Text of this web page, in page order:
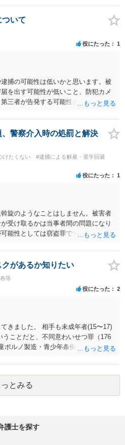
ことについて、お近くで詳細な法律
を探された方がよいと思われます。
場合、ＩＣレコーダーを持参して取
だと考えます。
いて
役にたった 1
捕の可能性は低いかと思います。被
を出す可能性が低いこと、防犯カメ
三者が告発する可能性も低いこと、
5秒程度の動画)してしまいました。下
ません。」とありますが、少なくと
の被疑事実で逮捕勾留されるケース
象です（最終的には不起訴ないし各
ることもあります）。2度としないこ
してください。
警察介入時の処罰と解決
けたくない
#逮捕による解雇・退学回避
役にたった 1
旋のようなことはしません。被害者
受け取るかは当事者間の問題になり
能性としては窃盗罪ですので、逮捕
があるか知りたい
等
役にたった 2
きました。 相手も未成年者(15〜17)
ことだと、不同意わいせつ罪（176
ポルノ製造・青少年条例違反（わいせ
捜査を受けるでしょう。
っとみる
護士を探す